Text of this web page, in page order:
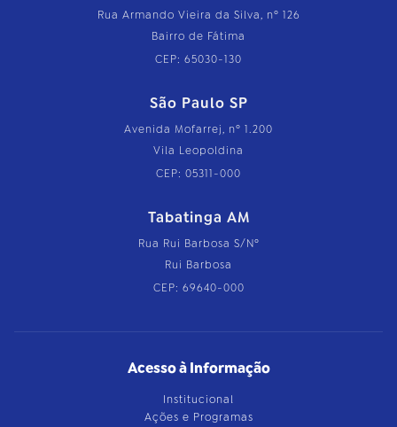
Rua Armando Vieira da Silva, nº 126
Bairro de Fátima
CEP: 65030-130
São Paulo SP
Avenida Mofarrej, nº 1.200
Vila Leopoldina
CEP: 05311-000
Tabatinga AM
Rua Rui Barbosa S/Nº
Rui Barbosa
CEP: 69640-000
Acesso à Informação
Institucional
Ações e Programas